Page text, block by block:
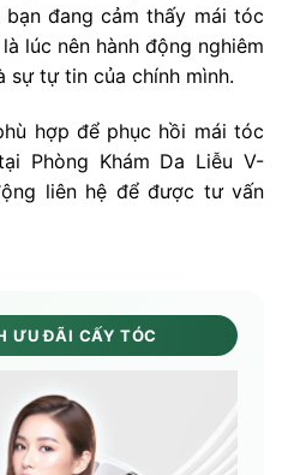
đang cảm thấy mái tóc
lúc nên hành động nghiêm
sự tự tin của chính mình.
hợp để phục hồi mái tóc
Phòng Khám Da Liễu V-
liên hệ để được tư vấn
ƯU ĐÃI CẤY TÓC